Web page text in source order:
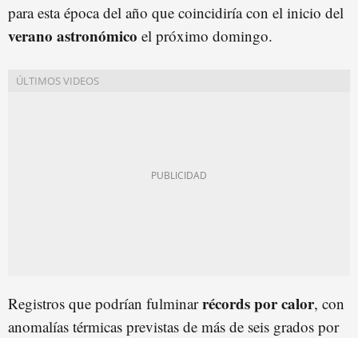
para esta época del año que coincidiría con el inicio del
verano astronómico el próximo domingo.
Registros que podrían fulminarrécords por calor, con
anomalías térmicas previstas de más de seis grados por